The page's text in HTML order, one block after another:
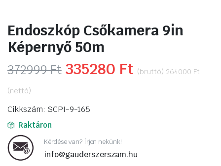
Endoszkóp Csőkamera 9in
Képernyő 50m
372999Ft Original
was:
335280 Ft Current
(bruttó) 264000 Ft
(nettó)
Cikkszám: SCPI-9-165
Raktáron
Kérdése van? Írjon nekünk!
info@gauderszerszam.hu